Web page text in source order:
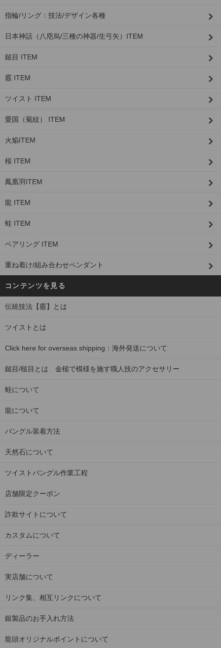
指輪/リング：技法/デザイン各種
日本神話（八咫烏/三種の神器/生弓矢）ITEM
鎚目 ITEM
霰 ITEM
ツイスト ITEM
愛国（菊紋） ITEM
火焔ITEM
桜 ITEM
鳳凰羽ITEM
龍 ITEM
蛙 ITEM
ペアリング ITEM
重ね着け/組み合わせペンダント
コンテンツを見る
伝統技法【霰】とは
ツイストとは
Click here for overseas shipping：海外発送について
鎚目/槌目とは 金槌で模様を施す職人技のアクセサリー
蛙について
龍について
バングル装着方法
天然石について
ツイストバングル作業工程
店舗限定クーポン
詐欺サイトについて
カスタムについて
ディーラー
実店舗について
リンク集、相互リンクについて
銀製品のお手入れ方法
龍頭オリジナルポイントについて